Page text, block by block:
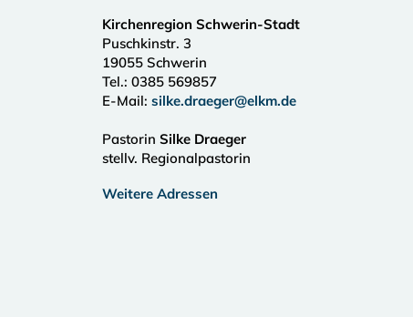
Kirchenregion Schwerin-Stadt
Puschkinstr. 3
19055 Schwerin
Tel.: 0385 569857
E-Mail: silke.draeger@elkm.de
Pastorin Silke Draeger
stellv. Regionalpastorin
Weitere Adressen